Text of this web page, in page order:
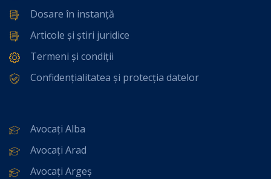
Dosare în instanță
Articole și știri juridice
Termeni și condiții
Confidențialitatea și protecția datelor
Avocați Alba
Avocați Arad
Avocați Argeș